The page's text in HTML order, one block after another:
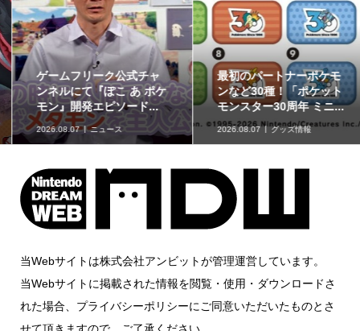
ゲームフリーク公式チャ
ンネルにて『ぽこ あ ポケ
モン』開発エピソード...
2026.08.07 ニュース
最初のパートナーポケモ
ンなど30種！「ポケット
モンスター30周年 ミニ...
2026.08.07 グッズ情報
当Webサイトは株式会社アンビットが管理運営しています。
当Webサイトに掲載された情報を閲覧・使用・ダウンロードさ
れた場合、プライバシーポリシーにご同意いただいたものとさ
せて頂きますので、ご了承ください。